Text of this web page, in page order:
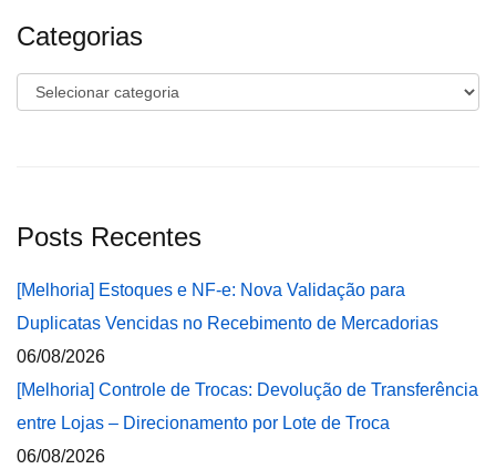
Categorias
Categorias
Posts Recentes
[Melhoria] Estoques e NF-e: Nova Validação para
Duplicatas Vencidas no Recebimento de Mercadorias
06/08/2026
[Melhoria] Controle de Trocas: Devolução de Transferência
entre Lojas – Direcionamento por Lote de Troca
06/08/2026